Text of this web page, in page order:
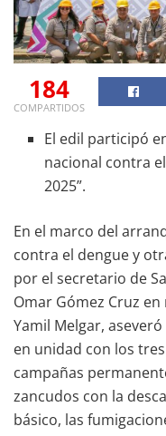
184
COMPARTIDOS
El edil participó
nacional contra
2025”.
En el marco del
contra el dengue y
por el secretario de
Omar Gómez Cruz
Yamil Melgar,
en unidad con los
campañas
zancudos con la
básico, las